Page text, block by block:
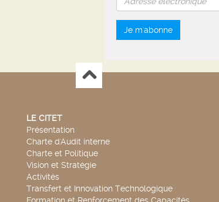
Je m'abonne
LE CITET
Présentation
Charte d'Audit interne
Charte et Politique
Vision et Stratégie
Activités
Transfert et Innovation Technologique